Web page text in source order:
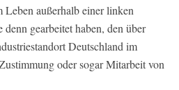
außerhalb einer linken
gearbeitet haben, den über
Deutschland im
oder sogar Mitarbeit von